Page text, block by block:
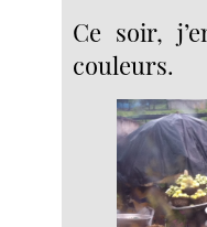
Ce soir,
couleurs.